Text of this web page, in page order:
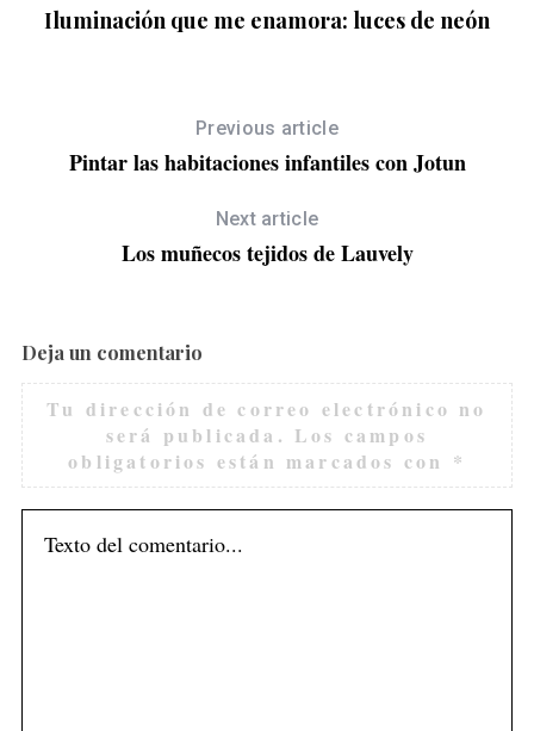
Iluminación que me enamora: luces de neón
Previous article
Pintar las habitaciones infantiles con Jotun
Next article
Los muñecos tejidos de Lauvely
Deja un comentario
Tu dirección de correo electrónico no
será publicada. Los campos
obligatorios están marcados con *
r